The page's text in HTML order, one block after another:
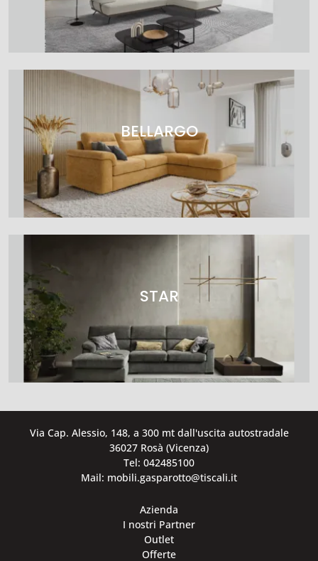
BELLARGO
STAR
Via Cap. Alessio, 148, a 300 mt dall'uscita autostradale
36027 Rosà (Vicenza)
Tel: 042485100
Mail: mobili.gasparotto@tiscali.it
Azienda
I nostri Partner
Outlet
Offerte